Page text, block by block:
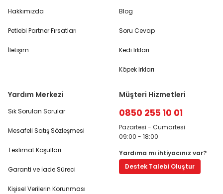
Hakkımızda
Petlebi Partner Fırsatları
İletişim
Blog
Soru Cevap
Kedi Irkları
Köpek Irkları
Yardım Merkezi
Sık Sorulan Sorular
Mesafeli Satış Sözleşmesi
Teslimat Koşulları
Garanti ve İade Süreci
Kişisel Verilerin Korunması
Müşteri Hizmetleri
0850 255 10 01
Pazartesi - Cumartesi
09:00 - 18:00
Yardıma mı ihtiyacınız var?
Destek Talebi Oluştur